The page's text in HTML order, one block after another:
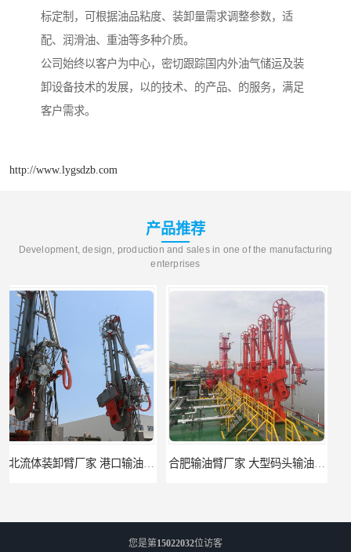
标定制，可根据油品粘度、装卸量需求调整参数，适
配、润滑油、重油等多种介质。
公司始终以客户为中心，密切跟踪国内外油气储运及装
卸设备技术的发展，以的技术、的产品、的服务，满足
客户需求。
http://www.lygsdzb.com
产品推荐
Development, design, production and sales in one of the manufacturing
enterprises
您是第15022032位访客